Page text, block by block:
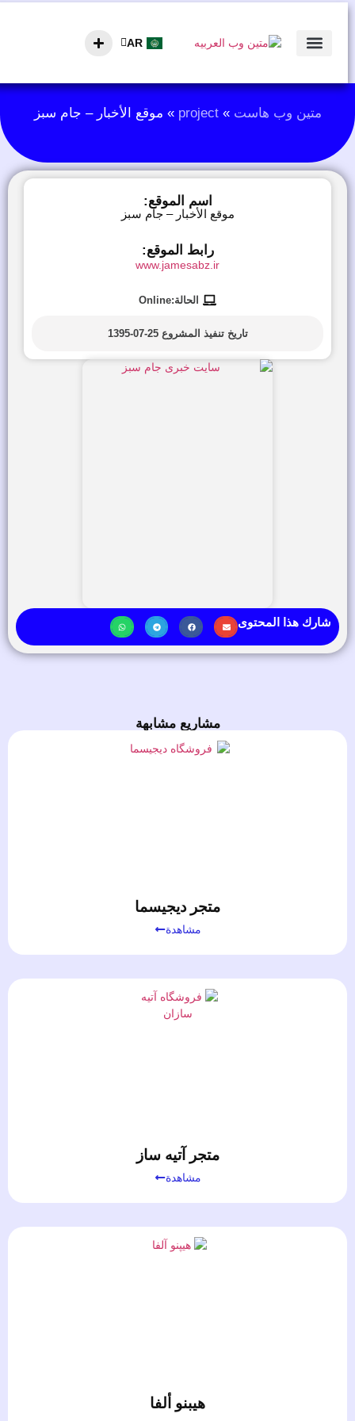
AR
EN
متین وب هاست»
project
»موقع الأخبار – جام سبز
اسم الموقع:
موقع الأخبار – جام سبز
رابط الموقع:
www.jamesabz.ir
الحالة:Online
تاريخ تنفيذ المشروع 25-07-1395
شارك هذا المحتوى
مشاريع مشابهة
متجر ديجيسما
مشاهدة
متجر آتيه ساز
مشاهدة
هيبنو ألفا